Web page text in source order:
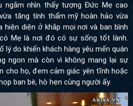
ngắm nhìn thấy tượng Đức Mẹ cao
tăng tính thẩm mỹ hoàn hảo vừa
hiện diện ở khắp mọi nơi và ban bình
Mẹ là nơi đó có sự sống tốt lành.
lý do khiến khách hàng yêu mến quán
ngon mà còn vì không mang lại sự
cho họ, đem cảm giác yên tĩnh hoặc
bạn bè, hò hẹn cùng người ấy.